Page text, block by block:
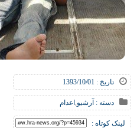
تاریخ : 1393/10/01
دسته : آرشیو,اعدام
لینک کوتاه :